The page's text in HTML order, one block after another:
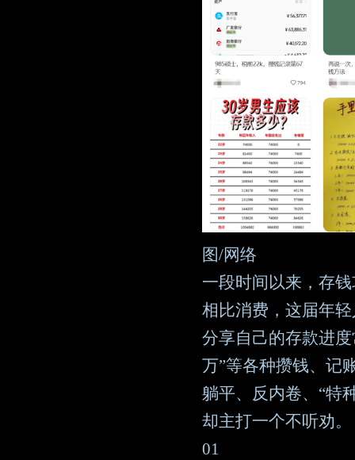
图/网络
一段时间以来，存
相比消费，这届年
分享自己的存款进
万”等各种攒钱、记
躺平、反内卷、“特
却主打一个不听劝。
01